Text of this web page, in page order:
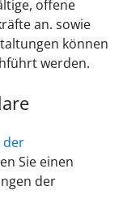
offene
an. sowie
können
werden.
der
Sie einen
der